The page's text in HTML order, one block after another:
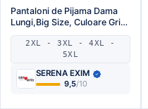
Pantaloni de Pijama Dama
Lungi,Big Size, Culoare Gri
cu Frunze Roz ,Engros
2XL - 3XL - 4XL -
5XL
SERENA EXIM
9,5/10